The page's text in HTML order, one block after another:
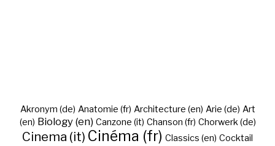
Akronym (de) Anatomie (fr) Architecture (en) Arie (de) Art
(en) Biology (en) Canzone (it) Chanson (fr) Chorwerk (de)
Cinema (it) Cinéma (fr) Classics (en) Cocktail